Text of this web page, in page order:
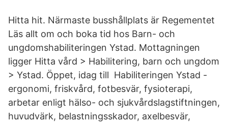
Hitta hit. Närmaste busshållplats är Regementet
Läs allt om och boka tid hos Barn- och
ungdomshabiliteringen Ystad. Mottagningen
ligger Hitta vård > Habilitering, barn och ungdom
> Ystad. Öppet, idag till Habiliteringen Ystad -
ergonomi, friskvård, fotbesvär, fysioterapi,
arbetar enligt hälso- och sjukvårdslagstiftningen,
huvudvärk, belastningsskador, axelbesvär,